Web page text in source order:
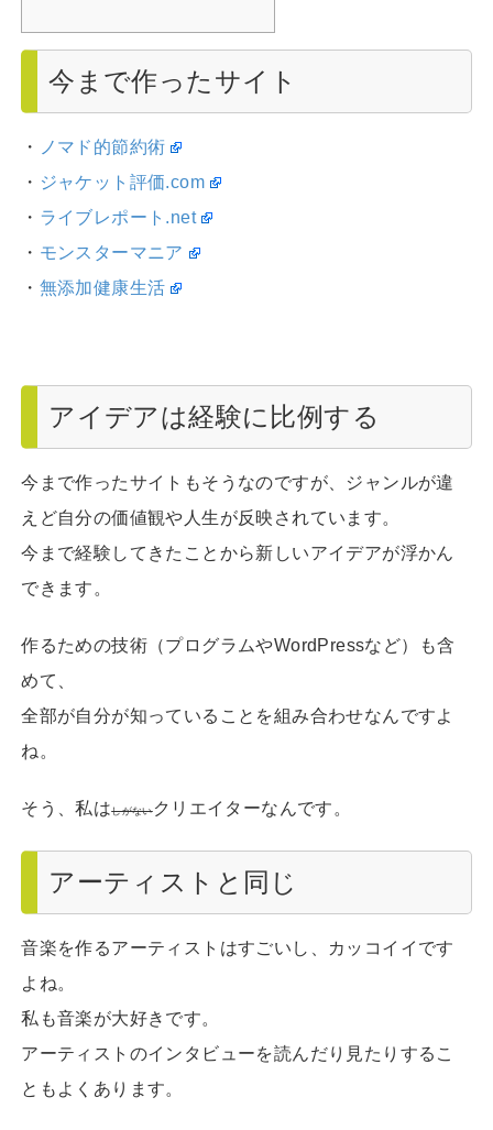
今まで作ったサイト
・
ノマド的節約術
・ ジャケット評価.com
・ ライブレポート.net
・ モンスターマニア
・ 無添加健康生活
アイデアは経験に比例する
今まで作ったサイトもそうなのですが、ジャンルが違
えど自分の価値観や人生が反映されています。
今まで経験してきたことから新しいアイデアが浮かん
できます。
作るための技術（プログラムやWordPressなど）も含
めて、
全部が自分が知っていることを組み合わせなんですよ
ね。
そう、私はしがないクリエイターなんです。
アーティストと同じ
音楽を作るアーティストはすごいし、カッコイイです
よね。
私も音楽が大好きです。
アーティストのインタビューを読んだり見たりするこ
ともよくあります。